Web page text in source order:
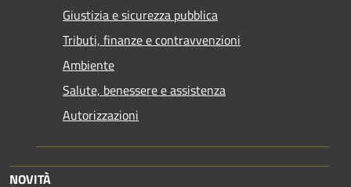
Giustizia e sicurezza pubblica
Tributi, finanze e contravvenzioni
Ambiente
Salute, benessere e assistenza
Autorizzazioni
NOVITÀ